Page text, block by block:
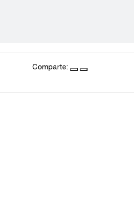
Comparte: